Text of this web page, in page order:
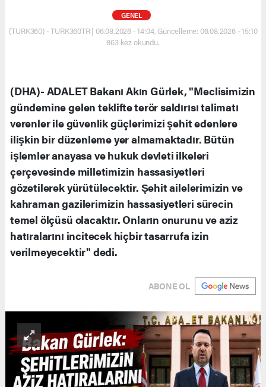
GENEL
(TURK360) - TURK360TR | 06.08.2026 - 14:04, Güncelleme: 06.08.2026 - 15:10
863 kez okundu.
(DHA)- ADALET Bakanı Akın Gürlek, "Meclisimizin
gündemine gelen teklifte terör saldırısı talimatı
verenler ile güvenlik güçlerimizi şehit edenlere
ilişkin bir düzenleme yer almamaktadır. Bütün
işlemler anayasa ve hukuk devleti ilkeleri
çerçevesinde milletimizin hassasiyetleri
gözetilerek yürütülecektir. Şehit ailelerimizin ve
kahraman gazilerimizin hassasiyetleri sürecin
temel ölçüsü olacaktır. Onların onurunu ve aziz
hatıralarını incitecek hiçbir tasarrufa izin
verilmeyecektir" dedi.
ABONE OL